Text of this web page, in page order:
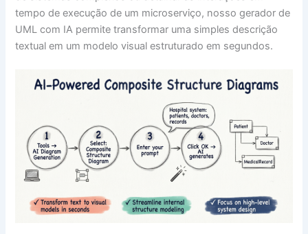
tempo de execução de um microserviço, nosso gerador de
UML com IA permite transformar uma simples descrição
textual em um modelo visual estruturado em segundos.